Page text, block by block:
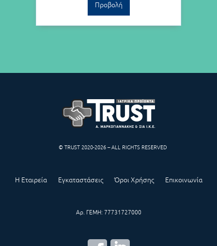
Προβολή
© TRUST 2020-2026 – ALL RIGHTS RESERVED
Η Εταιρεία Εγκαταστάσεις Όροι Χρήσης Επικοινωνία
Αρ. ΓΕΜΗ: 77731727000